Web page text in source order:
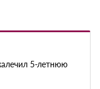
5-летнюю